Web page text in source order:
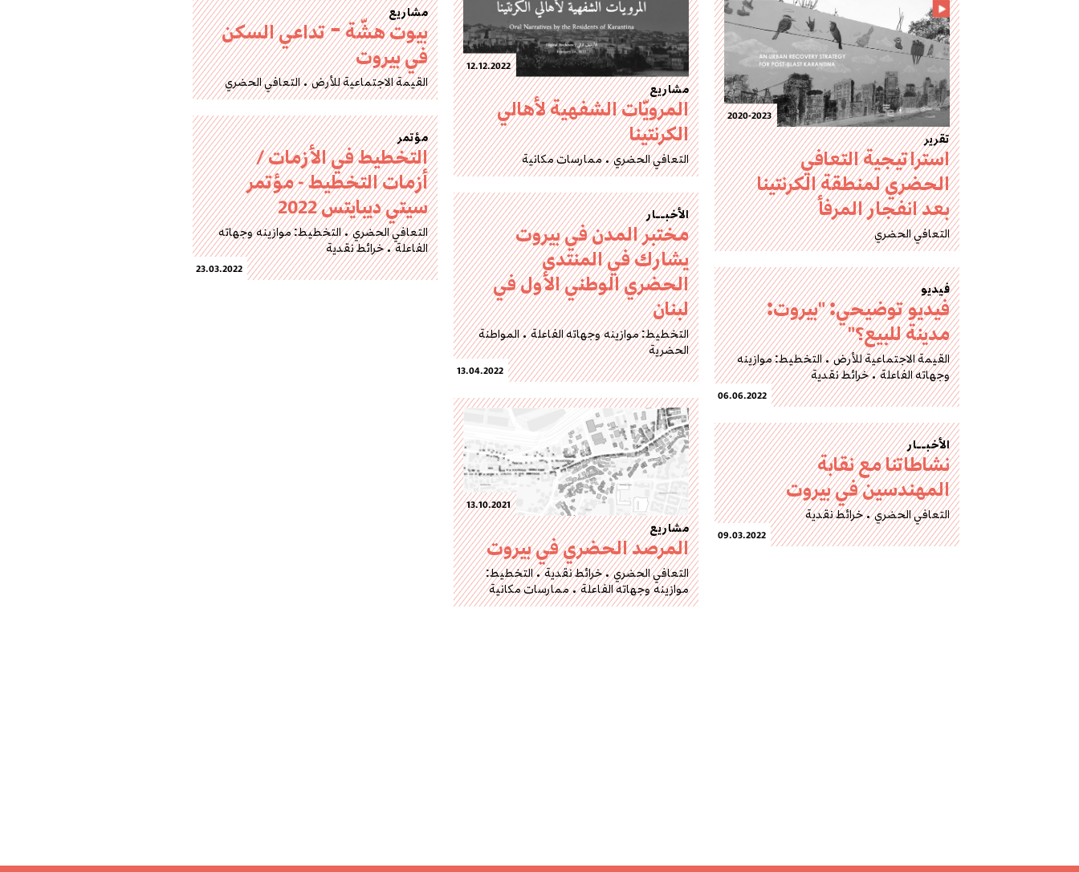
2020-2023
تقرير
استراتيجية التعافي
الحضري لمنطقة الكرنتينا
بعد انفجار المرفأ
التعافي الحضري
12.12.2022
مشاريع
المرويّات الشفهية لأهالي
الكرنتينا
التعافي الحضري ممارسات مكانية
مشاريع
بيوت هشّة – تداعي السكن
في بيروت
القيمة الاجتماعية للأرض التعافي الحضري
فيديو
فيديو توضيحي: "بيروت:
مدينة للبيع؟"
06.06.2022
القيمة الاجتماعية للأرض التخطيط: موازينه
وجهاته الفاعلة خرائط نقدية
الأخبــار
مختبر المدن في بيروت
يشارك في المنتدى
الحضري الوطني الأول في
لبنان
13.04.2022
التخطيط: موازينه وجهاته الفاعلة المواطنة
الحضرية
مؤتمر
التخطيط في الأزمات /
أزمات التخطيط - مؤتمر
سيتي ديبايتس 2022
23.03.2022
التعافي الحضري التخطيط: موازينه وجهاته
الفاعلة خرائط نقدية
الأخبــار
نشاطاتنا مع نقابة
المهندسين في بيروت
09.03.2022
التعافي الحضري خرائط نقدية 13.10.2021
مشاريع
المرصد الحضري في بيروت
التعافي الحضري خرائط نقدية التخطيط:
موازينه وجهاته الفاعلة ممارسات مكانية